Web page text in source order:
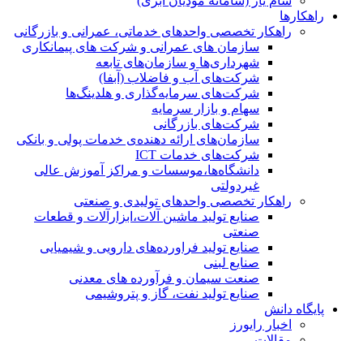
راهکارها
راهکار تخصصی واحدهای خدماتی، عمرانی و بازرگانی
سازمان های عمرانی و شرکت های پیمانکاری
شهرداری‌ها و سازمان‌های تابعه
شرکت‌های آب و فاضلاب (آبفا)
شرکت‌های سرمایه‌گذاری و هلدینگ‌ها
سهام و بازار سرمایه
شرکت‌های بازرگانی
سازمان‌های ارائه دهنده‌ی خدمات پولی و بانکی
شرکت‌های خدمات ICT
دانشگاه‌ها،موسسات و مراکز آموزش عالی
غیردولتی
راهکار تخصصی واحدهای تولیدی و صنعتی
صنایع توليد ماشين آلات،ابزارآلات و قطعات
صنعتی
صنایع تولید فراورده‌های دارویی و شیمیایی
صنایع لبنی
صنعت سیمان و فرآورده های معدنی
صنایع تولید نفت، گاز و پتروشيمی
پایگاه دانش
اخبار رایورز